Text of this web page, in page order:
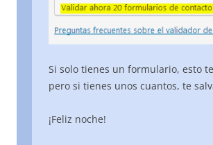
Si solo tienes un formulario, esto
pero si tienes unos cuantos, te
¡Feliz noche!